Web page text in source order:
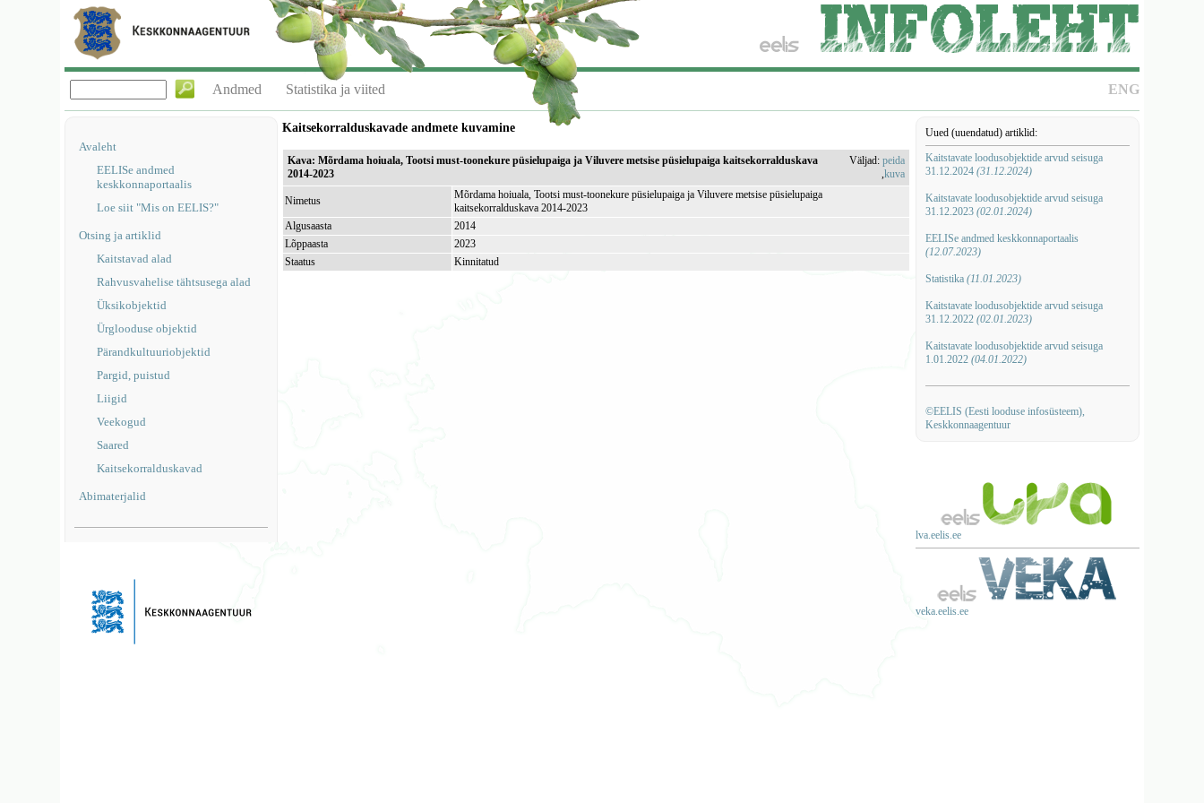
ENG
Andmed Statistika ja viited
Avaleht
EELISe andmed
keskkonnaportaalis
Loe siit "Mis on EELIS?"
Otsing ja artiklid
Kaitstavad alad
Rahvusvahelise tähtsusega alad
Üksikobjektid
Ürglooduse objektid
Pärandkultuuriobjektid
Pargid, puistud
Liigid
Veekogud
Saared
Kaitsekorralduskavad
Abimaterjalid
Uued (uuendatud) artiklid:
Kaitstavate loodusobjektide arvud seisuga
31.12.2024 (31.12.2024)
Kaitstavate loodusobjektide arvud seisuga
31.12.2023 (02.01.2024)
EELISe andmed keskkonnaportaalis
(12.07.2023)
Statistika (11.01.2023)
Kaitstavate loodusobjektide arvud seisuga
31.12.2022 (02.01.2023)
Kaitstavate loodusobjektide arvud seisuga
1.01.2022 (04.01.2022)
©EELIS (Eesti looduse infosüsteem),
Keskkonnaagentuur
lva.eelis.ee
veka.eelis.ee
Kaitsekorralduskavade andmete kuvamine
Kava: Mõrdama hoiuala, Tootsi must-toonekure püsielupaiga ja Viluvere metsise püsielupaiga kaitsekorralduskava
2014-2023
Väljad:peida
,kuva
Nimetus
Mõrdama hoiuala, Tootsi must-toonekure püsielupaiga ja Viluvere metsise püsielupaiga
kaitsekorralduskava 2014-2023
Algusaasta
2014
Lõppaasta
2023
Staatus
Kinnitatud